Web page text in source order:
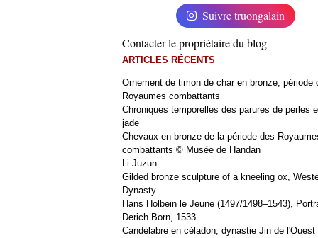
Suivre truongalain
Contacter le propriétaire du blog
ARTICLES RÉCENTS
Ornement de timon de char en bronze, période
Royaumes combattants
Chroniques temporelles des parures de perles
jade
Chevaux en bronze de la période des
combattants © Musée de Handan
Li Juzun
Gilded bronze sculpture of a kneeling ox,
Dynasty
Hans Holbein le Jeune (1497/1498–1543),
Derich Born, 1533
Candélabre en céladon, dynastie Jin de l'Ouest